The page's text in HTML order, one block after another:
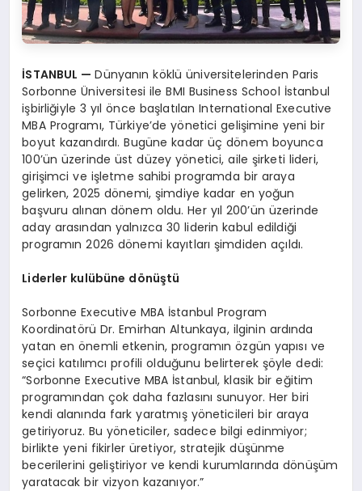
İSTANBUL —Dünyanın köklü üniversitelerinden Paris
Sorbonne Üniversitesi ile BMI Business School İstanbul
işbirliğiyle 3 yıl önce başlatılan International Executive
MBA Programı, Türkiye’de yönetici gelişimine yeni bir
boyut kazandırdı. Bugüne kadar üç dönem boyunca
100’ün üzerinde üst düzey yönetici, aile şirketi lideri,
girişimci ve işletme sahibi programda bir araya
gelirken, 2025 dönemi, şimdiye kadar en yoğun
başvuru alınan dönem oldu. Her yıl 200’ün üzerinde
aday arasından yalnızca 30 liderin kabul edildiği
programın 2026 dönemi kayıtları şimdiden açıldı.
Liderler kulübüne dönüştü
Sorbonne Executive MBA İstanbul Program
Koordinatörü Dr. Emirhan Altunkaya, ilginin ardında
yatan en önemli etkenin, programın özgün yapısı ve
seçici katılımcı profili olduğunu belirterek şöyle dedi:
“Sorbonne Executive MBA İstanbul, klasik bir eğitim
programından çok daha fazlasını sunuyor. Her biri
kendi alanında fark yaratmış yöneticileri bir araya
getiriyoruz. Bu yöneticiler, sadece bilgi edinmiyor;
birlikte yeni fikirler üretiyor, stratejik düşünme
becerilerini geliştiriyor ve kendi kurumlarında dönüşüm
yaratacak bir vizyon kazanıyor.”